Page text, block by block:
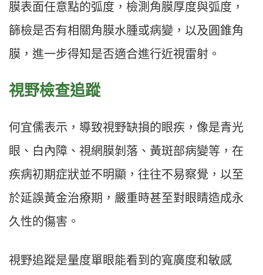
膜表面任意點的弧度，檢測角膜厚度與弧度，
篩檢是否有相關角膜水腫或病變，以及圓錐角
膜，進一步得知是否適合進行近視雷射。
視野檢查追蹤
何宜儒表示，導致視野缺損的眼疾，像是青光
眼、白內障、視網膜剝落、黃斑部病變等，在
疾病初期症狀並不明顯，往往不易察覺，以至
於延誤黃金治療期，嚴重時甚至對眼睛造成永
久性的傷害。
視野追蹤是量度單眼能看到的寬廣度和敏感